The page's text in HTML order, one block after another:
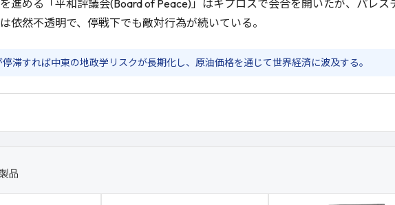
進める「平和評議会(Board of Peace)」はキプロスで会合を開いたが、パレ
依然不透明で、停戦下でも敵対行為が続いている。
滞すれば中東の地政学リスクが長期化し、原油価格を通じて世界経済に波及する。
品